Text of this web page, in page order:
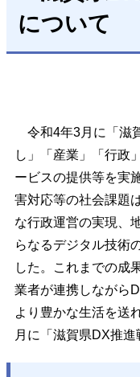
について
令和4年3月に「滋
し」「産業」「行政
ービスの提供等を実
害対応等の社会課題
な行政運営の実現、
らなるデジタル技術
した。これまでの成
業者が連携しながら
より豊かな生活を送
月に「滋賀県DX推進